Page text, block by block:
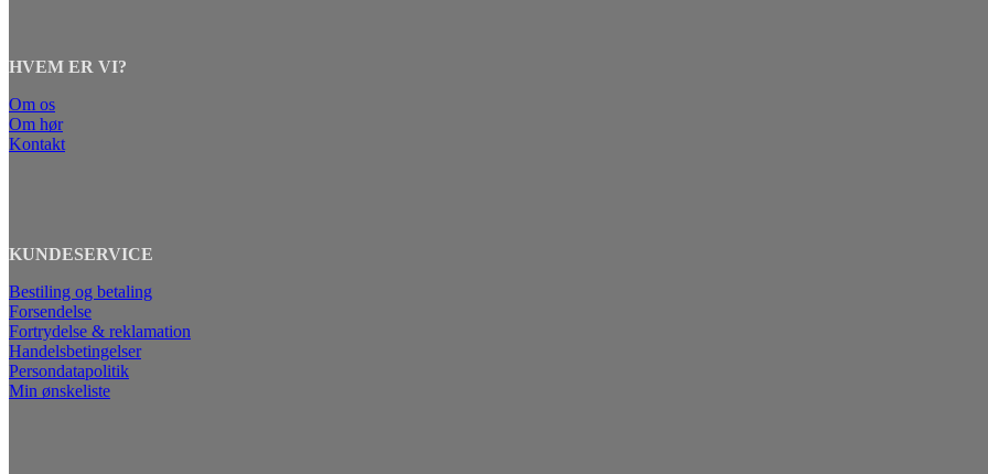
HVEM ER VI?
Om os
Om hør
Kontakt
KUNDESERVICE
Bestiling og betaling
Forsendelse
Fortrydelse & reklamation
Handelsbetingelser
Persondatapolitik
Min ønskeliste